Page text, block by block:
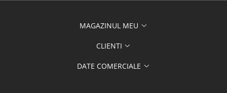
MAGAZINUL MEU
CLIENTI
DATE COMERCIALE